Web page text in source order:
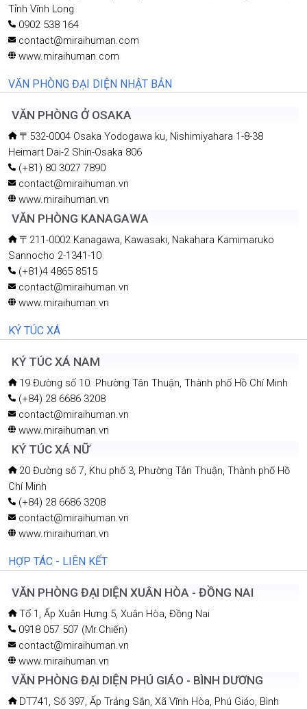
Tỉnh Vĩnh Long
0902 538 164
contact@miraihuman.com
www.miraihuman.com
VĂN PHÒNG ĐẠI DIỆN NHẬT BẢN
VĂN PHÒNG Ở OSAKA
〒532-0004 Osaka Yodogawa ku, Nishimiyahara 1-8-38
Heimart Dai-2 Shin-Osaka 806
(+81) 80 3027 7890
contact@miraihuman.vn
www.miraihuman.vn
VĂN PHÒNG KANAGAWA
〒211-0002 Kanagawa, Kawasaki, Nakahara Kamimaruko
Sannocho 2-1341-10
(+81)4 4865 8515
contact@miraihuman.vn
www.miraihuman.vn
KÝ TÚC XÁ
KÝ TÚC XÁ NAM
19 Đường số 10. Phường Tân Thuận, Thành phố Hồ Chí Minh
(+84) 28 6686 3208
contact@miraihuman.vn
www.miraihuman.vn
KÝ TÚC XÁ NỮ
20 Đường số 7, Khu phố 3, Phường Tân Thuận, Thành phố Hồ
Chí Minh
(+84) 28 6686 3208
contact@miraihuman.vn
www.miraihuman.vn
HỢP TÁC - LIÊN KẾT
VĂN PHÒNG ĐẠI DIỆN XUÂN HÒA - ĐỒNG NAI
Tổ 1, Ấp Xuân Hưng 5, Xuân Hòa, Đồng Nai
0918 057 507 (Mr.Chiến)
contact@miraihuman.vn
www.miraihuman.vn
VĂN PHÒNG ĐẠI DIỆN PHÚ GIÁO - BÌNH DƯƠNG
DT741, Số 397, Ấp Trảng Sắn, Xã Vĩnh Hòa, Phú Giáo, Bình